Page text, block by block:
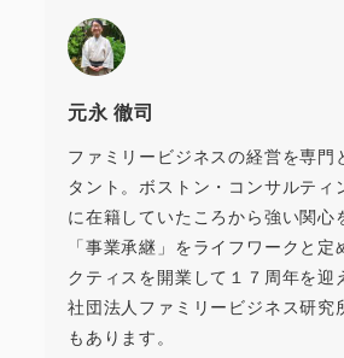
元永 徹司
ファミリービジネスの経営を専門
タント。ボストン・コンサルティ
に在籍していたころから強い関心
「事業承継」をライフワークと定
クティスを開業して１７周年を迎
社団法人ファミリービジネス研究
もあります。